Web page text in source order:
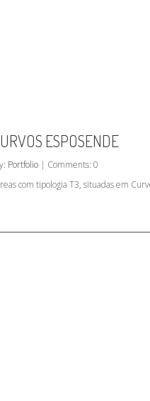
ESPOSENDE
Portfolio | Comments: 0
com tipologia T3, situadas em